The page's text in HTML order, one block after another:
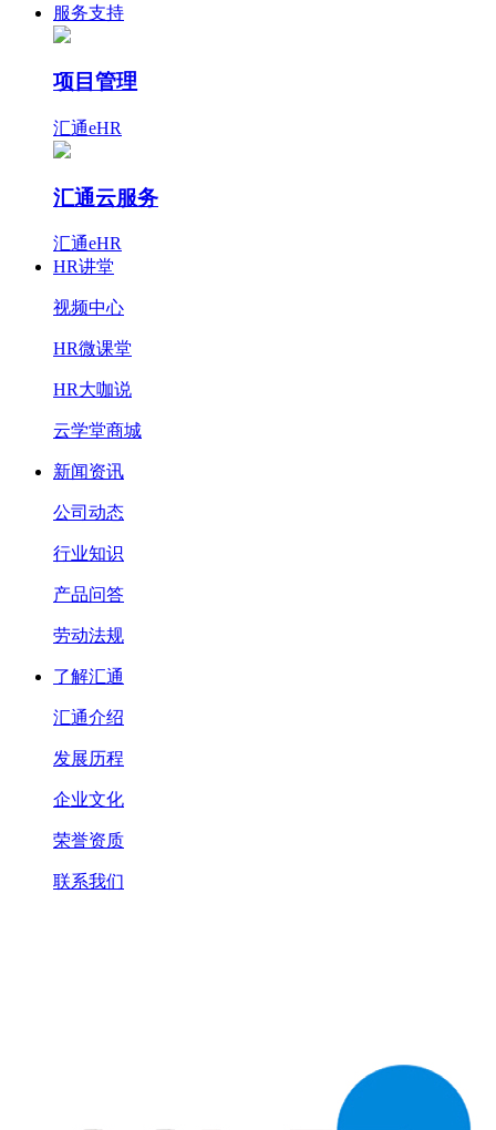
服务支持
项目管理
汇通eHR
汇通云服务
汇通eHR
HR讲堂
视频中心
HR微课堂
HR大咖说
云学堂商城
新闻资讯
公司动态
行业知识
产品问答
劳动法规
了解汇通
汇通介绍
发展历程
企业文化
荣誉资质
联系我们